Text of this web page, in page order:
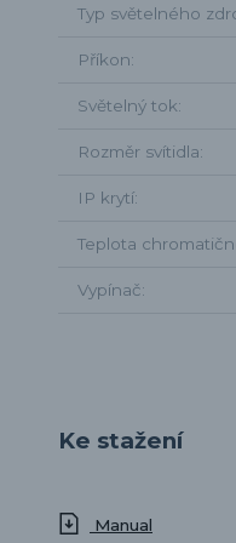
Typ světelného
Příkon
Světelný tok
Rozměr svítidla
IP krytí
Teplota
Vypínač
Ke stažení
Manual